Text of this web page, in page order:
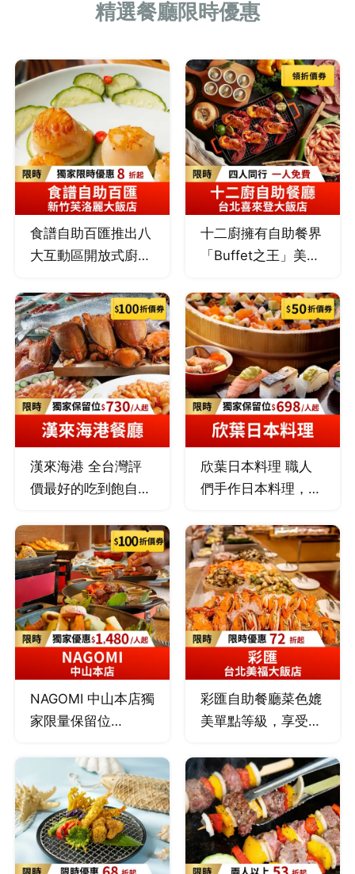
精選餐廳限時優惠
食譜自助百匯推出八
大互動區開放式廚
意料理，突顯食材的
真實原味，嚴選當季
新鮮食材，完美呈現
各國風味，創新的自
助餐檯精選各國佳
餚，打造時尚品味的
設計用餐環境，享受
驗。
十二廚擁有自助餐界
「Buffet之王」美
幕設計打造輕鬆用餐
氛圍。開放式廚房呈
現豐盛美食饗宴，現
切爐烤牛排、印度特
色料理、各式異國美
饌、現點現做麵食、
海港直送生猛海產、
理，更有數款寒舍招
牌甜點，以及沁涼生
啤酒暢飲，最佳聚餐
嚐鮮選擇。
漢來海港 全台灣評
價最好的吃到飽自助
堂！漢來海港餐廳秉
持提供季節嚴選最優
質食材為原則，從產
地到餐桌，力求有機
與在地化及減少食物
里程，將新鮮、肥
美、豐盛的餐食內容
送上桌，使得漢來海
港餐廳成為台灣頂級
百匯的代名詞。
欣葉日本料理 職人
們手作日本料理，使
品與野菜，最自然清
爽、獨一無二的和食
吃到飽饗宴！自由時
報評比台北吃到飽餐
廳第一名、
Tripadvisor全球旅遊
網站優等評鑑。
NAGOMI 中山本店獨
家限量保留位
餐飲集團全新日料品
牌，主打日本女將服
務與 12 種類別料
理，仿佛回到日本用
餐！
彩匯自助餐廳菜色媲
美單點等級，享受各
一次滿足！